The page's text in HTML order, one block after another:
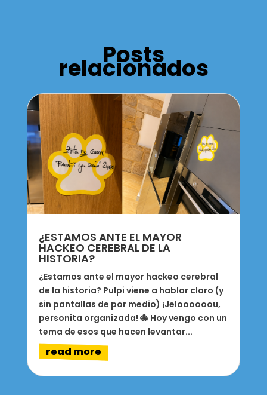
Posts
relacionados
¿ESTAMOS ANTE EL MAYOR
HACKEO CEREBRAL DE LA
HISTORIA?
¿Estamos ante el mayor hackeo cerebral
de la historia? Pulpi viene a hablar claro (y
sin pantallas de por medio) ¡Jeloooooou,
personita organizada! 🐙 Hoy vengo con un
tema de esos que hacen levantar...
read more